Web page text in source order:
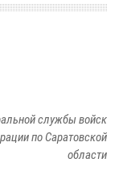
службы войск
по Саратовской
области